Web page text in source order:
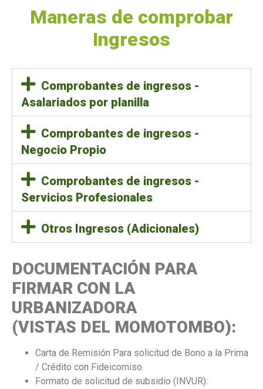
Maneras de comprobar
Ingresos
Comprobantes de ingresos -
Asalariados por planilla
Comprobantes de ingresos -
Negocio Propio
Comprobantes de ingresos -
Servicios Profesionales
Otros Ingresos (Adicionales)
DOCUMENTACIÓN PARA
FIRMAR CON LA
URBANIZADORA
(VISTAS DEL MOMOTOMBO):
Carta de Remisión Para solicitud de Bono a la Prima
/ Crédito con Fideicomiso.
Formato de solicitud de subsidio (INVUR):